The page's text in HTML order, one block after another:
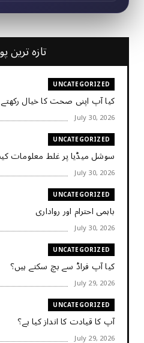
تازہ
UNCATEGORIZED
کیا آپ اپنی صحت کا خیال
July 30, 2026
UNCATEGORIZED
سوشل میڈیا پر غلط معلومات
July 30, 2026
UNCATEGORIZED
باہمی احترام اور رواداری
July 30, 2026
UNCATEGORIZED
کیا آپ فراڈ سے بچ سکتے ہیں؟
July 29, 2026
UNCATEGORIZED
آپ کا قیادت کا انداز کیا ہے؟
July 29, 2026